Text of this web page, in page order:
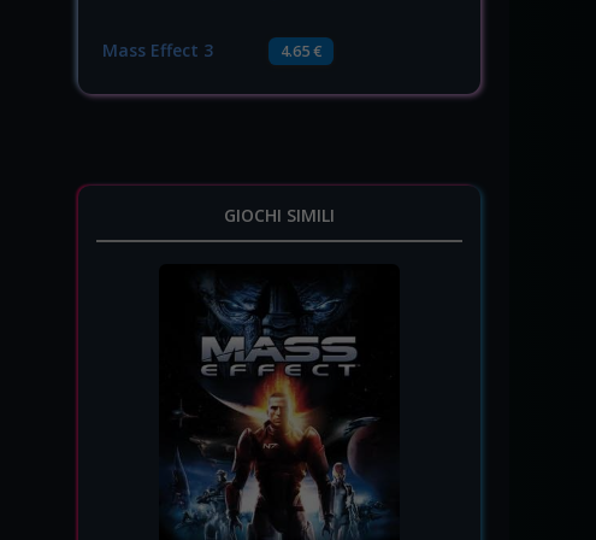
Mass Effect 3 4.65 €
GIOCHI SIMILI